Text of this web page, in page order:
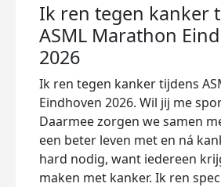
Ik ren tegen kanker
ASML Marathon
2026
Ik ren tegen kanker tijdens
Eindhoven 2026. Wil jij me
Daarmee zorgen we samen
een beter leven met en ná
hard nodig, want iedereen
maken met kanker. Ik ren